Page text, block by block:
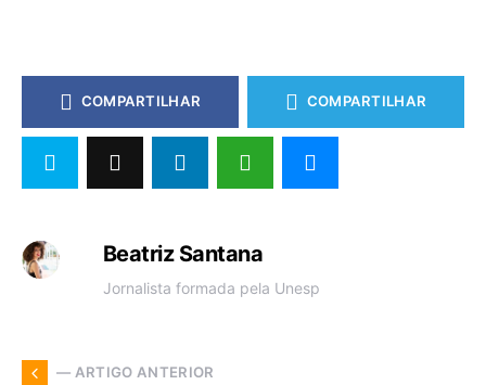
COMPARTILHAR COMPARTILHAR
Beatriz Santana
Jornalista formada pela Unesp
— ARTIGO ANTERIOR